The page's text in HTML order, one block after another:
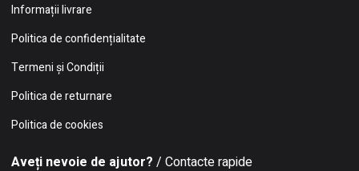
Informații livrare
Politica de confidențialitate
Termeni și Condiții
Politica de returnare
Politica de cookies
Aveți nevoie de ajutor? / Contacte rapide